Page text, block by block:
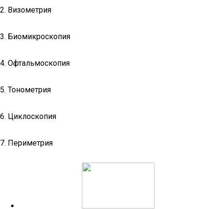
2. Визометрия
3. Биомикроскопия
4. Офтальмоскопия
5. Тонометрия
6. Циклоскопия
7. Периметрия